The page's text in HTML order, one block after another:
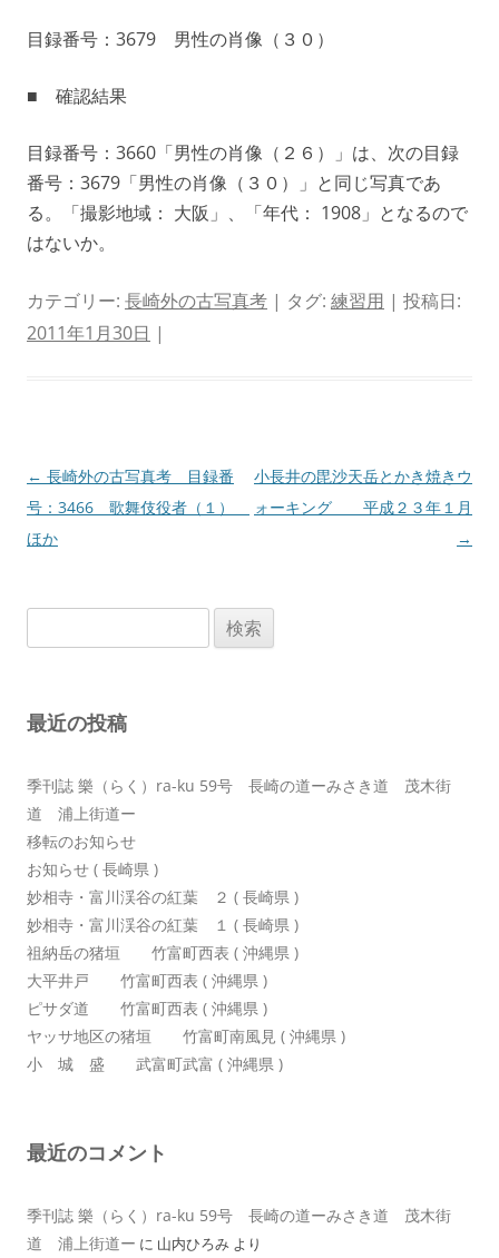
目録番号：3679 男性の肖像（３０）
■ 確認結果
目録番号：3660「男性の肖像（２６）」は、次の目録
番号：3679「男性の肖像（３０）」と同じ写真であ
る。「撮影地域： 大阪」、「年代： 1908」となるので
はないか。
カテゴリー: 長崎外の古写真考 | タグ: 練習用 | 投稿日:
2011年1月30日 |
投
稿
ナ
ン
← 長崎外の古写真考 目録番
号：3466 歌舞伎役者（１）
ほか
小長井の毘沙天岳とかき焼きウ
ォーキング 平成２３年１月
→
索:
最近の投稿
季刊誌 樂（らく）ra-ku 59号 長崎の道ーみさき道 茂木街
道 浦上街道ー
移転のお知らせ
お知らせ ( 長崎県 )
妙相寺・富川渓谷の紅葉 ２ ( 長崎県 )
妙相寺・富川渓谷の紅葉 １ ( 長崎県 )
祖納岳の猪垣 竹富町西表 ( 沖縄県 )
大平井戸 竹富町西表 ( 沖縄県 )
ピサダ道 竹富町西表 ( 沖縄県 )
ヤッサ地区の猪垣 竹富町南風見 ( 沖縄県 )
小 城 盛 武富町武富 ( 沖縄県 )
最近のコメント
季刊誌 樂（らく）ra-ku 59号 長崎の道ーみさき道 茂木街
道 浦上街道ー に 山内ひろみ より